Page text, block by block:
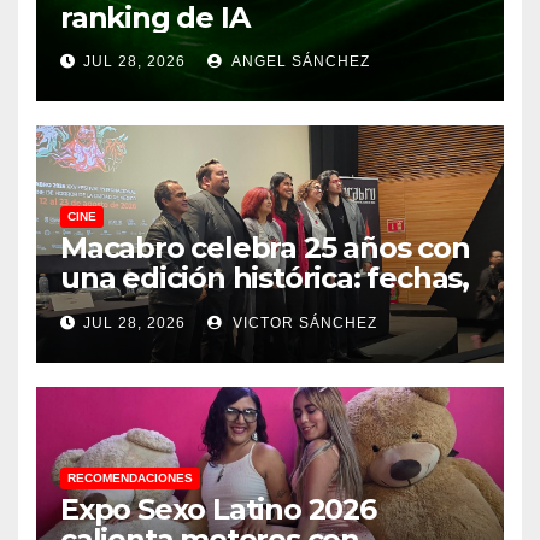
ranking de IA
JUL 28, 2026 ANGEL SÁNCHEZ
CINE
Macabro celebra 25 años con
una edición histórica: fechas,
sedes, invitados y todo lo que
debes saber
JUL 28, 2026 VICTOR SÁNCHEZ
RECOMENDACIONES
Expo Sexo Latino 2026